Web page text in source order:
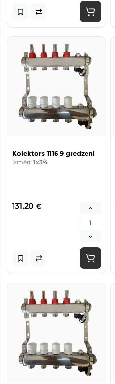
Kolektors 1116 9 gredzeni
Izmēri: 1x3/4
131,20 €